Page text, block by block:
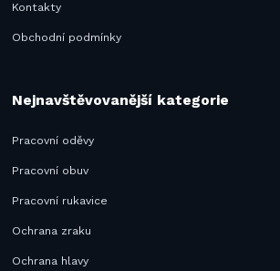
Kontakty
Obchodní podmínky
Nejnavštěvovanější kategorie
Pracovní oděvy
Pracovní obuv
Pracovní rukavice
Ochrana zraku
Ochrana hlavy